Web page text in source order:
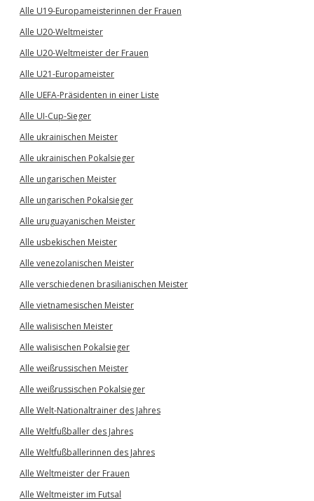
Alle U19-Europameisterinnen der Frauen
Alle U20-Weltmeister
Alle U20-Weltmeister der Frauen
Alle U21-Europameister
Alle UEFA-Präsidenten in einer Liste
Alle UI-Cup-Sieger
Alle ukrainischen Meister
Alle ukrainischen Pokalsieger
Alle ungarischen Meister
Alle ungarischen Pokalsieger
Alle uruguayanischen Meister
Alle usbekischen Meister
Alle venezolanischen Meister
Alle verschiedenen brasilianischen Meister
Alle vietnamesischen Meister
Alle walisischen Meister
Alle walisischen Pokalsieger
Alle weißrussischen Meister
Alle weißrussischen Pokalsieger
Alle Welt-Nationaltrainer des Jahres
Alle Weltfußballer des Jahres
Alle Weltfußballerinnen des Jahres
Alle Weltmeister der Frauen
Alle Weltmeister im Futsal